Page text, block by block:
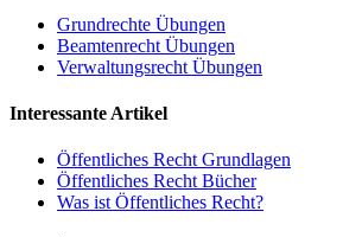
Grundrechte Übungen
Beamtenrecht Übungen
Verwaltungsrecht Übungen
Interessante Artikel
Öffentliches Recht Grundlagen
Öffentliches Recht Bücher
Was ist Öffentliches Recht?